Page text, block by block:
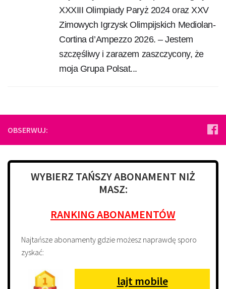
XXXIII Olimpiady Paryż 2024 oraz XXV
Zimowych Igrzysk Olimpijskich Mediolan-
Cortina d’Ampezzo 2026. – Jestem
szczęśliwy i zarazem zaszczycony, że
moja Grupa Polsat...
OBSERWUJ:
WYBIERZ TAŃSZY ABONAMENT NIŻ
MASZ:
RANKING ABONAMENTÓW
Najtańsze abonamenty gdzie możesz naprawdę sporo
zyskać:
lajt mobile